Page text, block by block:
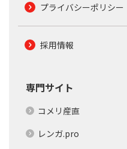
プライバシーポリシー
採用情報
専門サイト
コメリ産直
レンガ.pro